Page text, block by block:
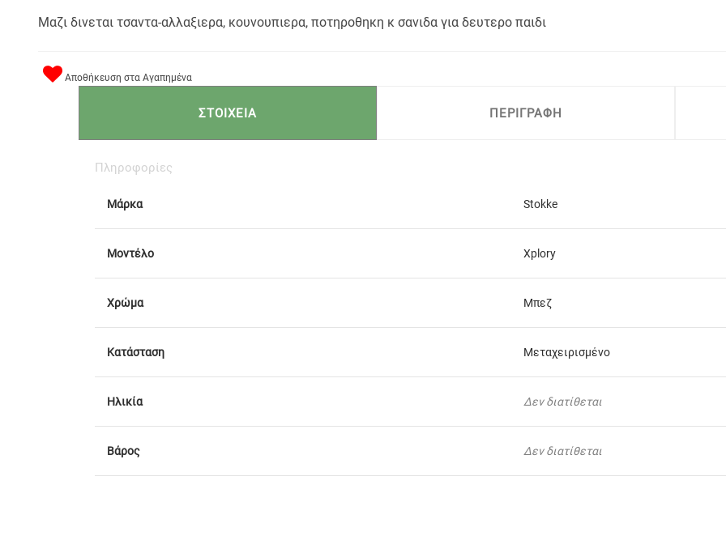
Μαζι δινεται τσαντα-αλλαξιερα, κουνουπιερα, ποτηροθηκη κ σανιδα για δευτερο παιδι
Αποθήκευση στα Αγαπημένα
ΣΤΟΙΧΕΙΑ ΠΕΡΙΓΡΑΦΗ
Πληροφορίες
Μάρκα Stokke
Μοντέλο Xplory
Χρώμα Μπεζ
Κατάσταση Μεταχειρισμένο
Ηλικία Δεν διατίθεται
Βάρος Δεν διατίθεται